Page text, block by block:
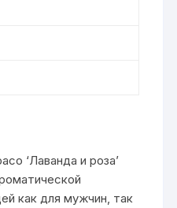
‘Лаванда и роза’
как для мужчин, так